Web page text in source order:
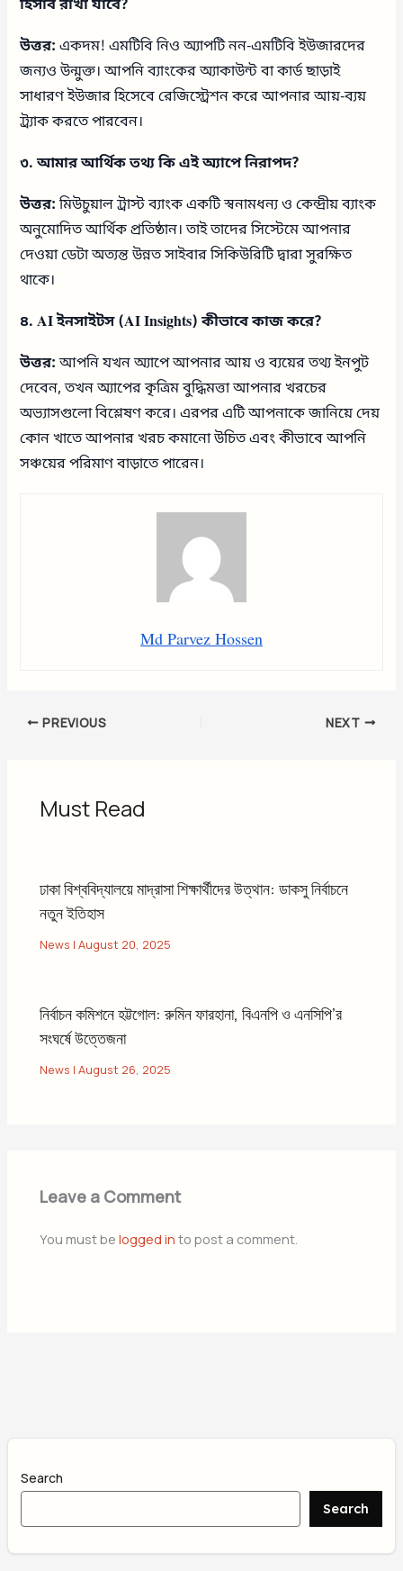
হিসাব রাখা যাবে?
উত্তর: একদম! এমটিবি নিও অ্যাপটি নন-এমটিবি ইউজারদের
জন্যও উন্মুক্ত। আপনি ব্যাংকের অ্যাকাউন্ট বা কার্ড ছাড়াই
সাধারণ ইউজার হিসেবে রেজিস্ট্রেশন করে আপনার আয়-ব্যয়
ট্র্যাক করতে পারবেন।
৩. আমার আর্থিক তথ্য কি এই অ্যাপে নিরাপদ?
উত্তর:মিউচুয়াল ট্রাস্ট ব্যাংক একটি স্বনামধন্য ও কেন্দ্রীয় ব্যাংক
অনুমোদিত আর্থিক প্রতিষ্ঠান। তাই তাদের সিস্টেমে আপনার
দেওয়া ডেটা অত্যন্ত উন্নত সাইবার সিকিউরিটি দ্বারা সুরক্ষিত
থাকে।
৪. AI ইনসাইটস (AI Insights) কীভাবে কাজ করে?
উত্তর:আপনি যখন অ্যাপে আপনার আয় ও ব্যয়ের তথ্য ইনপুট
দেবেন, তখন অ্যাপের কৃত্রিম বুদ্ধিমত্তা আপনার খরচের
অভ্যাসগুলো বিশ্লেষণ করে। এরপর এটি আপনাকে জানিয়ে দেয়
কোন খাতে আপনার খরচ কমানো উচিত এবং কীভাবে আপনি
সঞ্চয়ের পরিমাণ বাড়াতে পারেন।
Md Parvez Hossen
PREVIOUS NEXT
Must Read
ঢাকা বিশ্ববিদ্যালয়ে মাদ্রাসা শিক্ষার্থীদের উত্থান: ডাকসু নির্বাচনে
নতুন ইতিহাস
News |August 20, 2025
নির্বাচন কমিশনে হট্টগোল: রুমিন ফারহানা, বিএনপি ও এনসিপি’র
সংঘর্ষে উত্তেজনা
News |August 26, 2025
Leave a Comment
You must belogged in to post a comment.
Search
Search